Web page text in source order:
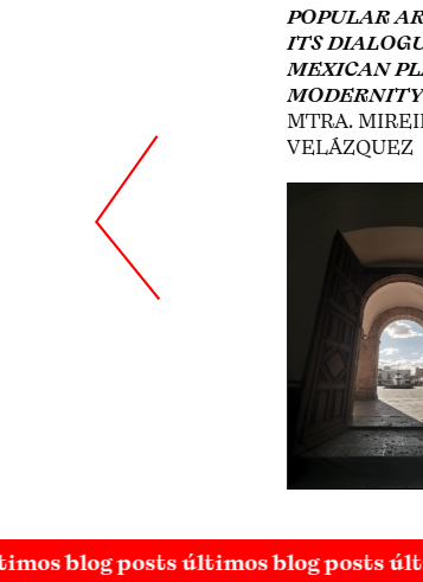
VELÁZQUEZ
MURALISM
TOOLS OF
IN THE
DR. DAFNE
PORCHINI
blog posts últimos blog posts